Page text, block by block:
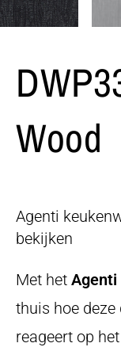
Wood
Agenti
bekijken
Met het Agenti
thuis hoe deze
reageert op